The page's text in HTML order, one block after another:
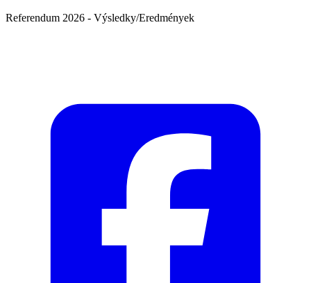
Referendum 2026 - Výsledky/Eredmények